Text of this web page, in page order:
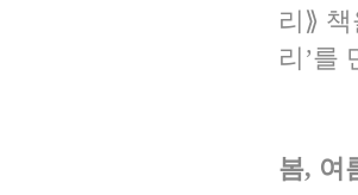
리⟫
리’를
봄, 여